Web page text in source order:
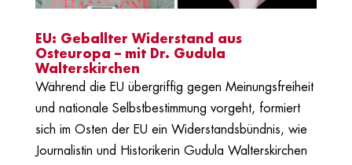
EU: Geballter Widerstand aus
Osteuropa – mit Dr. Gudula
Walterskirchen
Während die EU übergriffig gegen Meinungsfreiheit
und nationale Selbstbestimmung vorgeht, formiert
sich im Osten der EU ein Widerstandsbündnis, wie
Journalistin und Historikerin Gudula Walterskirchen